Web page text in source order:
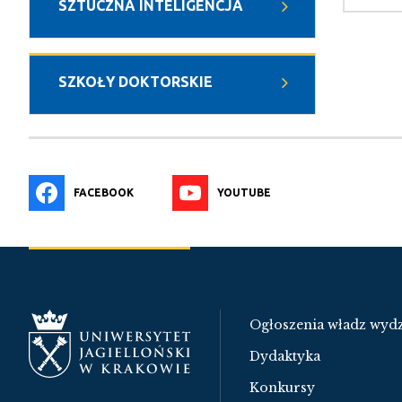
SZTUCZNA INTELIGENCJA
SZKOŁY DOKTORSKIE
FACEBOOK YOUTUBE
Ogłoszenia władz
Dydaktyka
Konkursy